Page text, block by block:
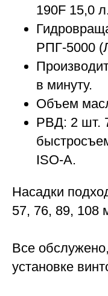
190F 15,0
РПГ-5000
в минуту.
Oбъeм
РВД: 2 шт.
ISО-А.
Насадки
57, 76, 89, 108
Все
установке